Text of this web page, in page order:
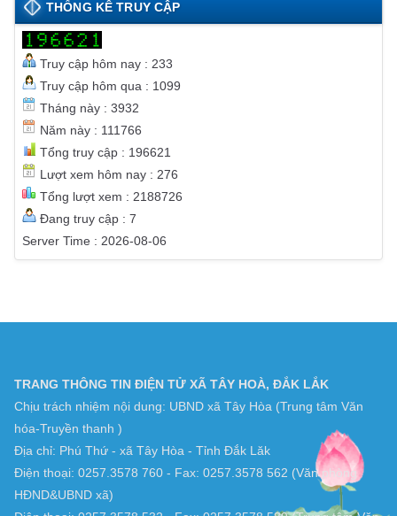
THỐNG KÊ TRUY CẬP
Truy cập hôm nay : 233
Truy cập hôm qua : 1099
Năm này : 111766
Tổng truy cập : 196621
TRANG THÔNG TIN ĐIỆN TỬ XÃ TÂY HOÀ, ĐẮK LẮK
Chịu trách nhiệm nội dung: UBND xã Tây Hòa (Trung tâm Văn
hóa-Truyền thanh )